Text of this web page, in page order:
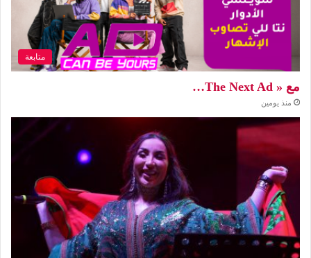
متابعة
مع « The Next Ad…
منذ يومين